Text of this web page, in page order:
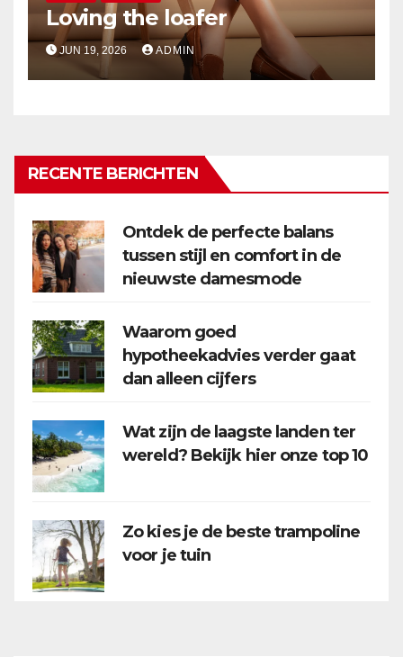
Loving the loafer
JUN 19, 2026 ADMIN
RECENTE BERICHTEN
Ontdek de perfecte balans
tussen stijl en comfort in de
nieuwste damesmode
Waarom goed
hypotheekadvies verder gaat
dan alleen cijfers
Wat zijn de laagste landen ter
wereld? Bekijk hier onze top 10
Zo kies je de beste trampoline
voor je tuin